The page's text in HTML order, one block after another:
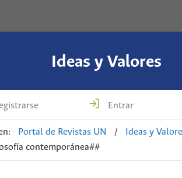
Ideas y Valores
Entrar
Portal de Revistas UN /
Ideas y
contemporánea##